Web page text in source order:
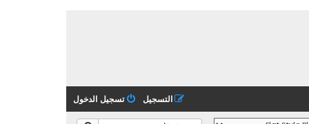
تسجيل الدخول التسجيل